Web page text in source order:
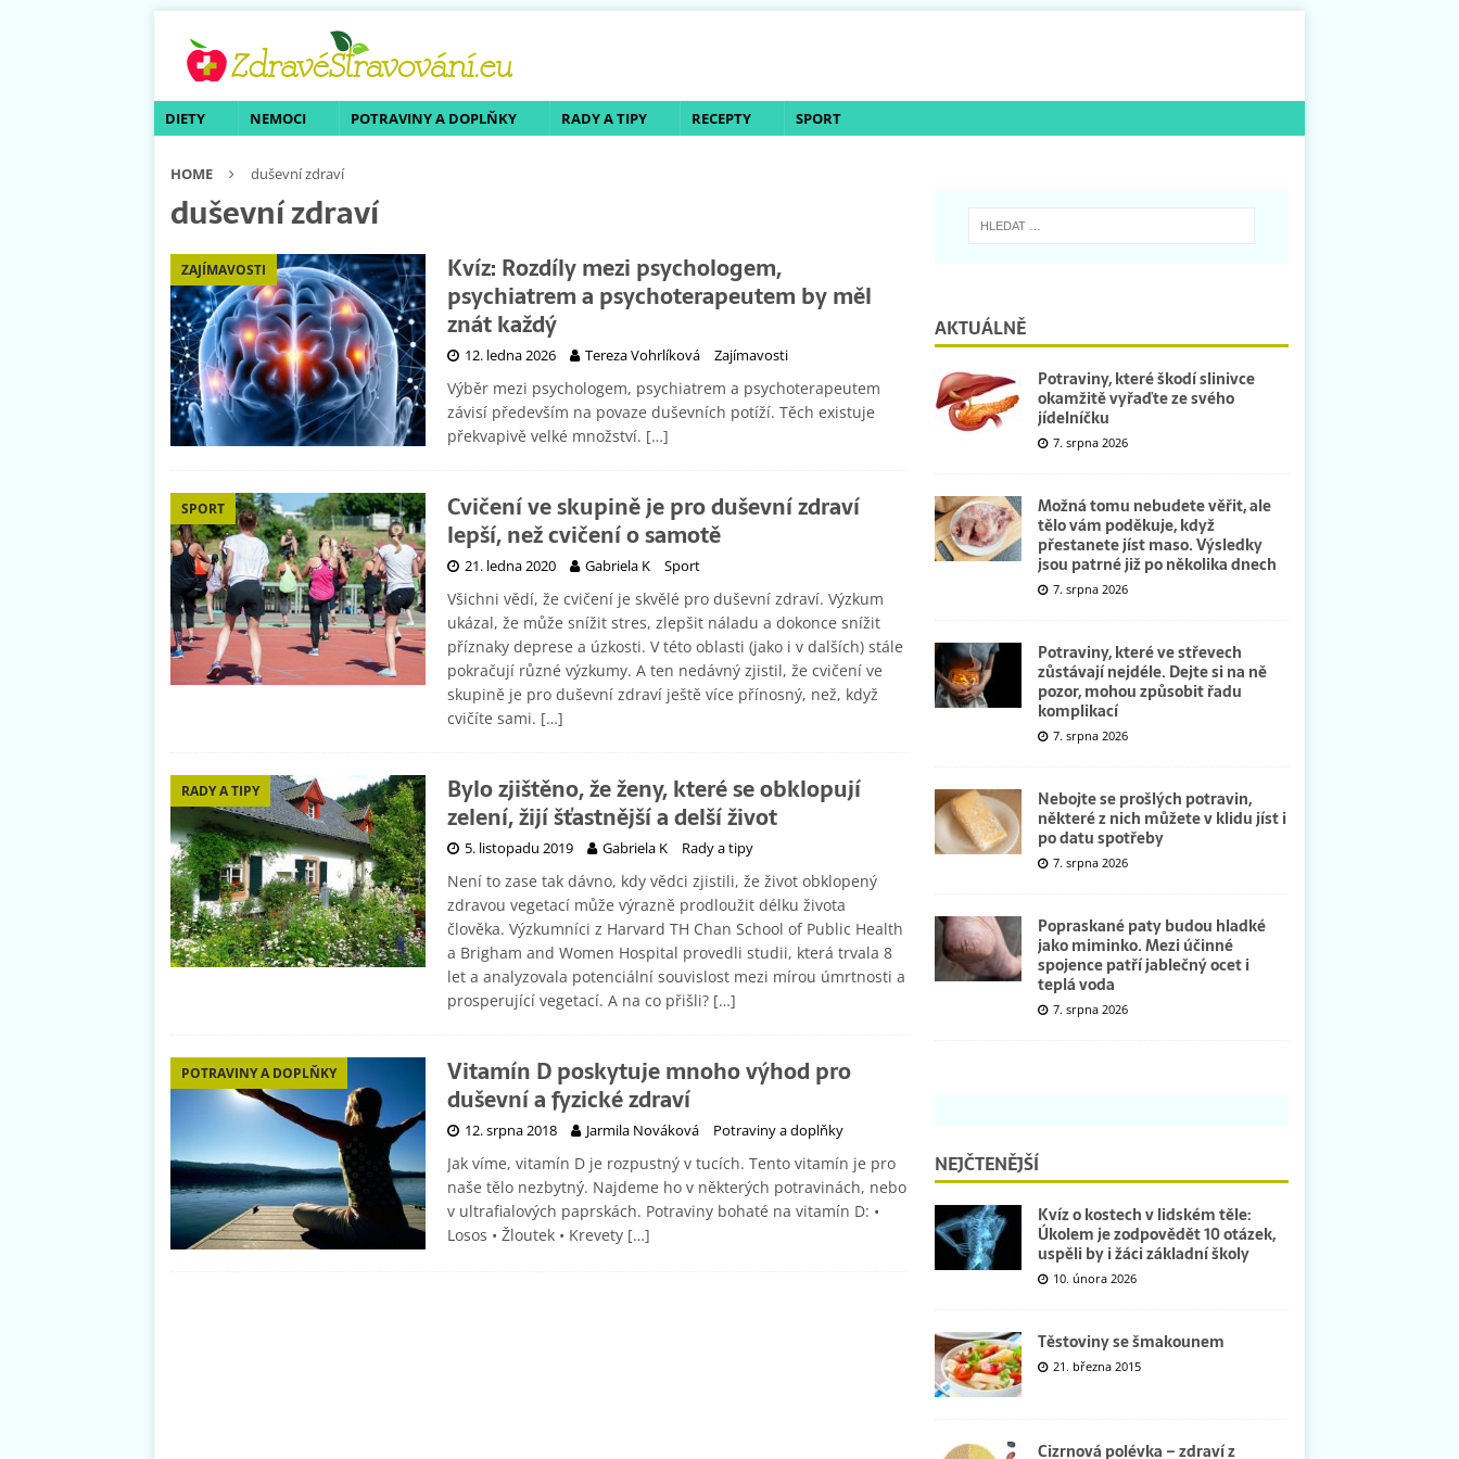
DIETY NEMOCI POTRAVINY A DOPLŇKY RADY A TIPY RECEPTY SPORT
HOME duševní zdraví
duševní zdraví
ZAJÍMAVOSTI
Kvíz: Rozdíly mezi psychologem,
psychiatrem a psychoterapeutem by měl
znát každý
12. ledna 2026 Tereza Vohrlíková Zajímavosti
Výběr mezi psychologem, psychiatrem a psychoterapeutem
závisí především na povaze duševních potíží. Těch existuje
překvapivě velké množství. […]
SPORT
Cvičení ve skupině je pro duševní zdraví
lepší, než cvičení o samotě
21. ledna 2020 Gabriela K Sport
Všichni vědí, že cvičení je skvělé pro duševní zdraví. Výzkum
ukázal, že může snížit stres, zlepšit náladu a dokonce snížit
příznaky deprese a úzkosti. V této oblasti (jako i v dalších) stále
pokračují různé výzkumy. A ten nedávný zjistil, že cvičení ve
skupině je pro duševní zdraví ještě více přínosný, než, když
cvičíte sami. […]
RADY A TIPY
Bylo zjištěno, že ženy, které se obklopují
zelení, žijí šťastnější a delší život
5. listopadu 2019 Gabriela K Rady a tipy
Není to zase tak dávno, kdy vědci zjistili, že život obklopený
zdravou vegetací může výrazně prodloužit délku života
člověka. Výzkumníci z Harvard TH Chan School of Public Health
a Brigham and Women Hospital provedli studii, která trvala 8
let a analyzovala potenciální souvislost mezi mírou úmrtnosti a
prosperující vegetací. A na co přišli? […]
POTRAVINY A DOPLŇKY
Vitamín D poskytuje mnoho výhod pro
duševní a fyzické zdraví
12. srpna 2018 Jarmila Nováková Potraviny a doplňky
Jak víme, vitamín D je rozpustný v tucích. Tento vitamín je pro
naše tělo nezbytný. Najdeme ho v některých potravinách, nebo
v ultrafialových paprskách. Potraviny bohaté na vitamín D: •
Losos • Žloutek • Krevety […]
AKTUÁLNĚ
Potraviny, které škodí slinivce
okamžitě vyřaďte ze svého
jídelníčku
7. srpna 2026
Možná tomu nebudete věřit, ale
tělo vám poděkuje, když
přestanete jíst maso. Výsledky
jsou patrné již po několika dnech
7. srpna 2026
Potraviny, které ve střevech
zůstávají nejdéle. Dejte si na ně
pozor, mohou způsobit řadu
komplikací
7. srpna 2026
Nebojte se prošlých potravin,
některé z nich můžete v klidu jíst i
po datu spotřeby
7. srpna 2026
Popraskané paty budou hladké
jako miminko. Mezi účinné
spojence patří jablečný ocet i
teplá voda
7. srpna 2026
NEJČTENĚJŠÍ
Kvíz o kostech v lidském těle:
Úkolem je zodpovědět 10 otázek,
uspěli by i žáci základní školy
10. února 2026
Těstoviny se šmakounem
21. března 2015
Cizrnová polévka – zdraví z